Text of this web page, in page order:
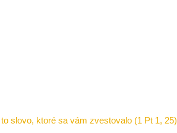
slovo, ktoré sa vám zvestovalo (1 Pt 1, 25)